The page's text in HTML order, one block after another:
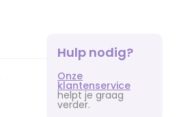
Hulp nodig?
Onze
klantenservice
helpt je graag
verder.